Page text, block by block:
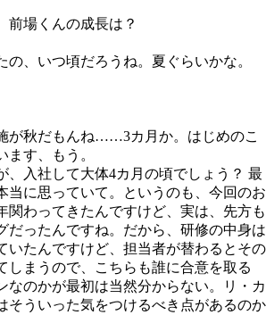
前場くんの成長は？
の、いつ頃だろうね。夏ぐらいかな。
が秋だもんね……3カ月か。はじめのこ
ます、もう。
、入社して大体4カ月の頃でしょう？ 最
当に思っていて。というのも、今回のお
関わってきたんですけど、実は、先方も
だったんですね。だから、研修の中身は
いたんですけど、担当者が替わるとその
しまうので、こちらも誰に合意を取る
なのかが最初は当然分からない。リ・カ
そういった気をつけるべき点があるのか